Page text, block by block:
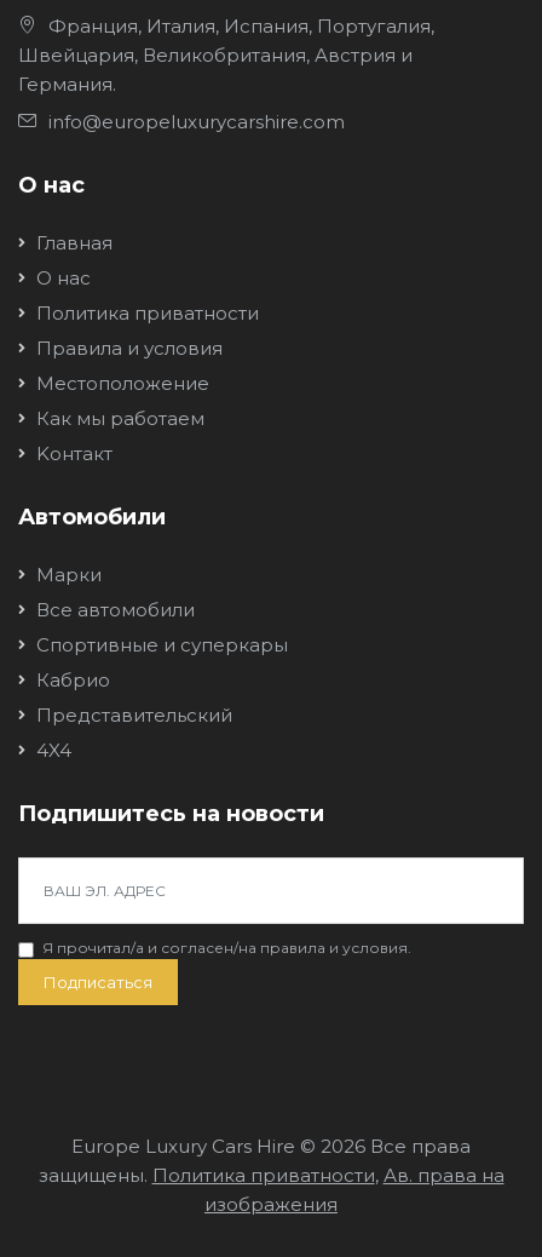
Франция, Италия, Испания, Португалия,
Швейцария, Великобритания, Австрия и
Германия.
info@europeluxurycarshire.com
О нас
Главная
О нас
Политика приватности
Правила и условия
Местоположение
Как мы работаем
Kонтакт
Автомобили
Марки
Все автомобили
Спортивные и суперкары
Кабрио
Представительский
4X4
Подпишитесь на новости
Я прочитал/a и согласен/на правила и условия.
Подписаться
Europe Luxury Cars Hire © 2026 Все права
защищены. Политика приватности, Ав. права на
изображения